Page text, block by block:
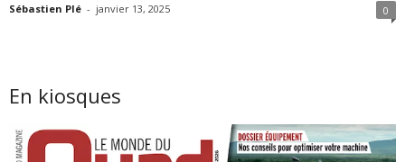
Sébastien Plé - janvier 13, 2025 0
En kiosques